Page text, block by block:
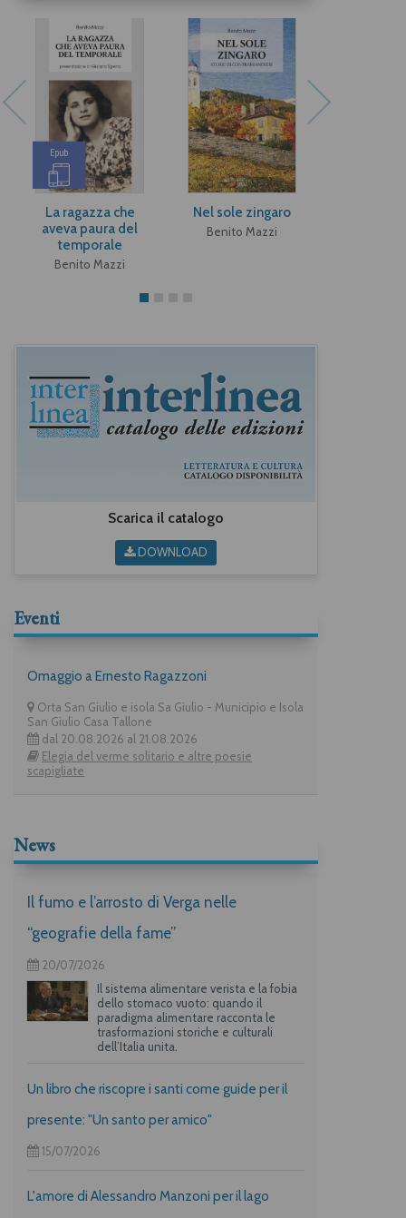
Epub
La ragazza che
aveva paura del
temporale
Benito Mazzi
Nel sole zingaro
Benito Mazzi
Scarica il catalogo
DOWNLOAD
Eventi
Omaggio a Ernesto Ragazzoni
Orta San Giulio e isola Sa Giulio - Municipio e Isola
San Giulio Casa Tallone
dal 20.08.2026 al 21.08.2026
Elegia del verme solitario e altre poesie
scapigliate
News
Il fumo e l’arrosto di Verga nelle
“geografie della fame”
20/07/2026
Il sistema alimentare verista e la fobia
dello stomaco vuoto: quando il
paradigma alimentare racconta le
trasformazioni storiche e culturali
dell’Italia unita.
Un libro che riscopre i santi come guide per il
presente: "Un santo per amico"
15/07/2026
L'amore di Alessandro Manzoni per il lago